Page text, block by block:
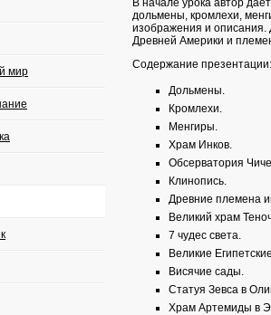
мир
В начале урока автор
дольмены, кромлехи,
изображения и описания.
Древней Америки и
Содержание презентации:
Дольмены.
Кромлехи.
Менгиры.
Храм Инков.
Обсерватория
Клинопись.
Древние племена
Великий храм
7 чудес света.
Великие
Висячие сады.
Статуя Зевса в
Храм Артемиды в